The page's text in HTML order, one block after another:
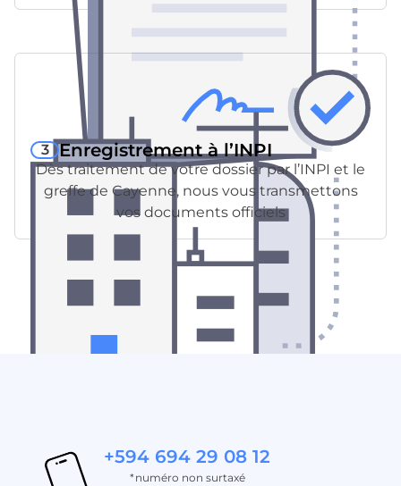
3 Enregistrement à l’INPI
Dès traitement de votre dossier par l’INPI et le
greffe de Cayenne, nous vous transmettons
vos documents officiels
+594 694 29 08 12
*numéro non surtaxé